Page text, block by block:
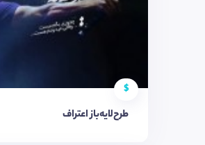
$
طرح‌لایه‌باز اعتراف